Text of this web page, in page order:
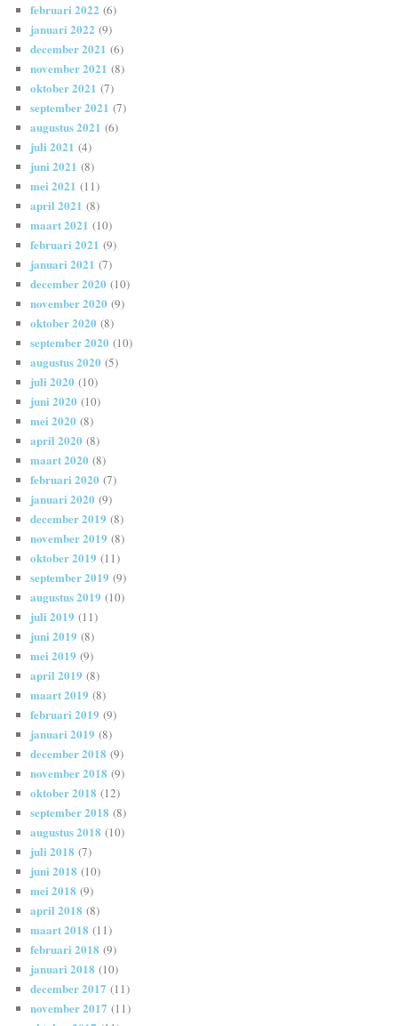
februari 2022 (6)
januari 2022 (9)
december 2021 (6)
november 2021 (8)
oktober 2021 (7)
september 2021 (7)
augustus 2021 (6)
juli 2021 (4)
juni 2021 (8)
mei 2021 (11)
april 2021 (8)
maart 2021 (10)
februari 2021 (9)
januari 2021 (7)
december 2020 (10)
november 2020 (9)
oktober 2020 (8)
september 2020 (10)
augustus 2020 (5)
juli 2020 (10)
juni 2020 (10)
mei 2020 (8)
april 2020 (8)
maart 2020 (8)
februari 2020 (7)
januari 2020 (9)
december 2019 (8)
november 2019 (8)
oktober 2019 (11)
september 2019 (9)
augustus 2019 (10)
juli 2019 (11)
juni 2019 (8)
mei 2019 (9)
april 2019 (8)
maart 2019 (8)
februari 2019 (9)
januari 2019 (8)
december 2018 (9)
november 2018 (9)
oktober 2018 (12)
september 2018 (8)
augustus 2018 (10)
juli 2018 (7)
juni 2018 (10)
mei 2018 (9)
april 2018 (8)
maart 2018 (11)
februari 2018 (9)
januari 2018 (10)
december 2017 (11)
november 2017 (11)